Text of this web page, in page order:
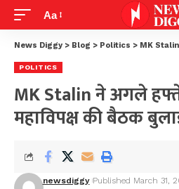
Aa
News Diggy > Blog > Politics > MK Stalin ने
POLITICS
MK Stalin ने अगले
महाविपक्ष की बैठक
newsdiggy Published March 31,